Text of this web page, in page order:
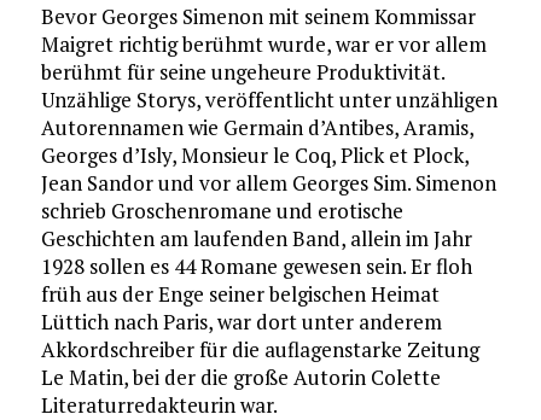
Bevor Georges Simenon mit seinem Kommissar
Maigret richtig berühmt wurde, war er vor allem
berühmt für seine ungeheure Produktivität.
Unzählige Storys, veröffentlicht unter unzähligen
Autorennamen wie Germain d’Antibes, Aramis,
Georges d’Isly, Monsieur le Coq, Plick et Plock,
Jean Sandor und vor allem Georges Sim. Simenon
schrieb Groschenromane und erotische
Geschichten am laufenden Band, allein im Jahr
1928 sollen es 44 Romane gewesen sein. Er floh
früh aus der Enge seiner belgischen Heimat
Lüttich nach Paris, war dort unter anderem
Akkordschreiber für die auflagenstarke Zeitung
Le Matin, bei der die große Autorin Colette
Literaturredakteurin war.